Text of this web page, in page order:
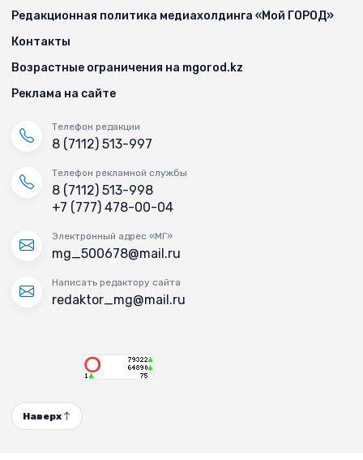
Редакционная политика медиахолдинга «Мой ГОРОД»
Контакты
Возрастные ограничения на mgorod.kz
Реклама на сайте
Телефон редакции
8 (7112) 513-997
Телефон рекламной службы
8 (7112) 513-998
+7 (777) 478-00-04
Электронный адрес «МГ»
mg_500678@mail.ru
Написать редактору сайта
redaktor_mg@mail.ru
Наверх